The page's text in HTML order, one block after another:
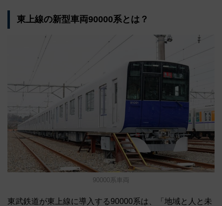
東上線の新型車両90000系とは？
90000系車両
東武鉄道が東上線に導入する90000系は、「地域と人と未